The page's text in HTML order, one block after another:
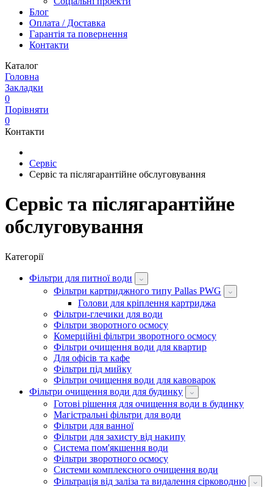
Блог
Оплата / Доставка
Гарантія та повернення
Контакти
Каталог
Головна
Закладки
0
Порівняти
0
Контакти
Сервіс
Сервіс та післягарантійне обслуговування
Сервіс та післягарантійне
обслуговування
Категорії
Фільтри для питної води
Фільтри картриджного типу Pallas PWG
Голови для кріплення картриджа
Фільтри-глечики для води
Фільтри зворотного осмосу
Комерційні фільтри зворотного осмосу
Фільтри очищення води для квартир
Для офісів та кафе
Фільтри під мийку
Фільтри очищення води для кавоварок
Фільтри очищення води для будинку
Готові рішення для очищення води в будинку
Магістральні фільтри для води
Фільтри для ванної
Фільтри для захисту від накипу
Система пом'якшення води
Фільтри зворотного осмосу
Системи комплексного очищення води
Фільтрація від заліза та видалення сірководню